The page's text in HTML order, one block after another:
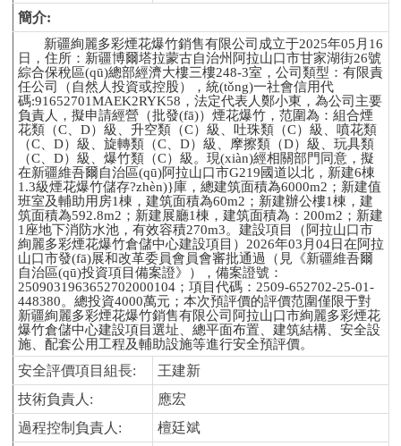
簡介:
新疆絢麗多彩煙花爆竹銷售有限公司成立于2025年05月16
日 ，住所：新疆博爾塔拉蒙古自治州阿拉山口市甘家湖街26號
綜合保稅區(qū)總部經濟大樓三樓248-3室，公司類型：有限責
任公司（自然人投資或控股），統(tǒng)一社會信用代
碼:91652701MAEK2RYK58，法定代表人鄭小東，為公司主要
負責人，擬申請經營（批發(fā)）煙花爆竹，范圍為：組合煙
花類（C、D）級、升空類（C）級、吐珠類（C）級、噴花類
（C、D）級、旋轉類（C、D）級、摩擦類（D）級、玩具類
（C、D）級、爆竹類（C）級。現(xiàn)經相關部門同意，擬
在新疆維吾爾自治區(qū)阿拉山口市G219國道以北，新建6棟
1 .3級煙花爆竹儲存?zhèn)}庫，總建筑面積為6000m2 ；新建值
班室及輔助用房1棟，建筑面積為60m2 ；新建辦公樓1棟，建
筑面積為592.8m2 ；新建展廳1棟，建筑面積為：200m2 ；新建
1座地下消防水池，有效容積270m3。建設項目（阿拉山口市
絢麗多彩煙花爆竹倉儲中心建設項目） 2026年03月04日在阿拉
山口市發(fā)展和改革委員會員會審批通過（見《新疆維吾爾
自治區(qū)投資項目備案證》），備案證號：
2509031963652702000104；項目代碼： 2509-652702-25-01-
448380。總投資4000萬元；本次預評價的評價范圍僅限于對
新疆絢麗多彩煙花爆竹銷售有限公司阿拉山口市絢麗多彩煙花
爆竹倉儲中心建設項目選址、總平面布置、建筑結構、安全設
施、配套公用工程及輔助設施等進行安全預評價。
安全評價項目組長:
王建新
技術負責人 :
應宏
過程控制負責人 :
檀廷斌